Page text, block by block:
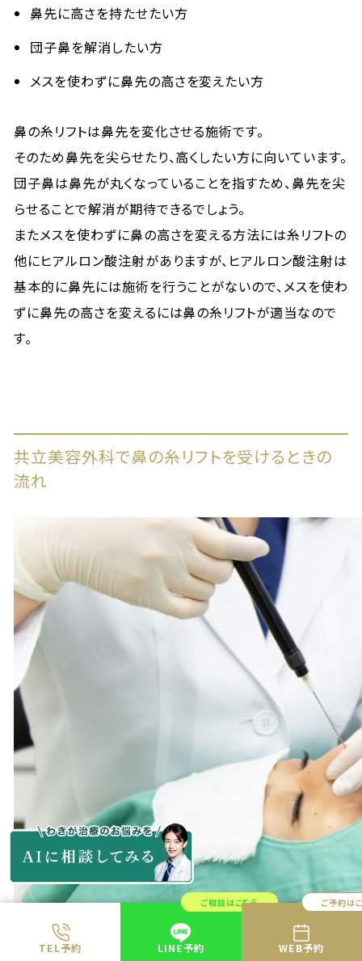
TEL予約
ご相談はこちら
LINE予約
ご予約は
WEB予約
鼻先に高さを持たせたい方
団子鼻を解消したい方
メスを使わずに鼻先の高さを変えたい方
鼻の糸リフトは鼻先を変化させる施術です。
そのため鼻先を尖らせたり、高くしたい方に向いています。
団子鼻は鼻先が丸くなっていることを指すため、鼻先を尖
らせることで解消が期待できるでしょう。
またメスを使わずに鼻の高さを変える方法には糸リフトの
他にヒアルロン酸注射がありますが、ヒアルロン酸注射は
基本的に鼻先には施術を行うことがないので、メスを使わ
ずに鼻先の高さを変えるには鼻の糸リフトが適当なので
す。
共立美容外科で鼻の糸リフトを受けるときの
流れ
共立美容外科で鼻の糸リフトの施術を受けるときには、は